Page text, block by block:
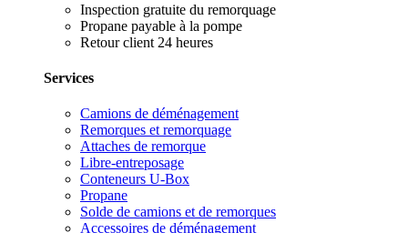
Inspection gratuite du remorquage
Propane payable à la pompe
Retour client 24 heures
Services
Camions de déménagement
Remorques et remorquage
Attaches de remorque
Libre-entreposage
Conteneurs U-Box
Propane
Solde de camions et de remorques
Accessoires de déménagement